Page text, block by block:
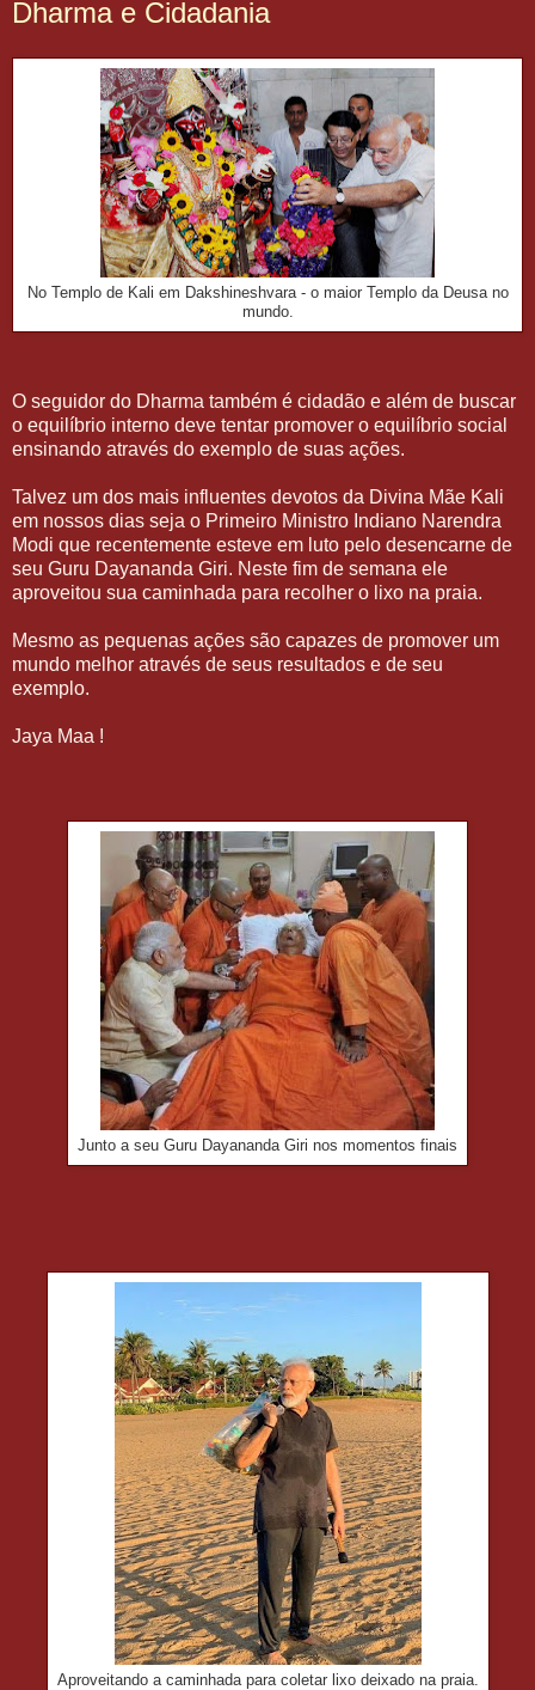
Dharma e Cidadania
No Templo de Kali em Dakshineshvara - o maior Templo da Deusa no
mundo.
O seguidor do Dharma também é cidadão e além de buscar
o equilíbrio interno deve tentar promover o equilíbrio social
ensinando através do exemplo de suas ações.
Talvez um dos mais influentes devotos da Divina Mãe Kali
em nossos dias seja o Primeiro Ministro Indiano Narendra
Modi que recentemente esteve em luto pelo desencarne de
seu Guru Dayananda Giri. Neste fim de semana ele
aproveitou sua caminhada para recolher o lixo na praia.
Mesmo as pequenas ações são capazes de promover um
mundo melhor através de seus resultados e de seu
exemplo.
Jaya Maa !
Junto a seu Guru Dayananda Giri nos momentos finais
Aproveitando a caminhada para coletar lixo deixado na praia.